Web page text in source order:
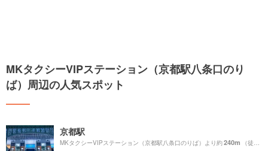
MKタクシーVIPステーション（京都駅八条口のり
ば）周辺の人気スポット
京都駅
MKタクシーVIPステーション（京都駅八条口のりば）より約240m （徒歩4分）